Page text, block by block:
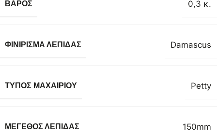
ΒΆΡΟΣ 0,3 κ.
ΦΙΝΊΡΙΣΜΑ ΛΕΠΊΔΑΣ Damascus
ΤΎΠΟΣ ΜΑΧΑΙΡΙΟΎ Petty
ΜΈΓΕΘΟΣ ΛΕΠΊΔΑΣ 150mm